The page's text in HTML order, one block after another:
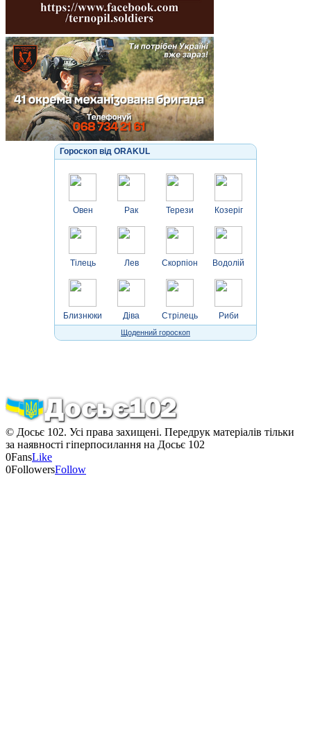
Гороскоп від ORAKUL
Овен
Тілець
Близнюки
Рак
Лев
Діва
Терези
Скорпіон
Стрілець
Козеріг
Водолій
Риби
Щоденний гороскоп
© Досьє 102. Усі права захищені. Передрук матеріалів тільки
за наявності гіперпосилання на Досьє 102
0FansLike
0FollowersFollow